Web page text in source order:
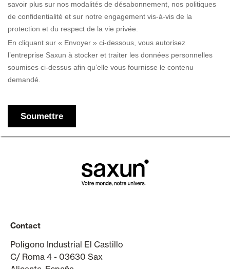
Contact
Polígono Industrial El Castillo
C/ Roma 4 - 03630 Sax